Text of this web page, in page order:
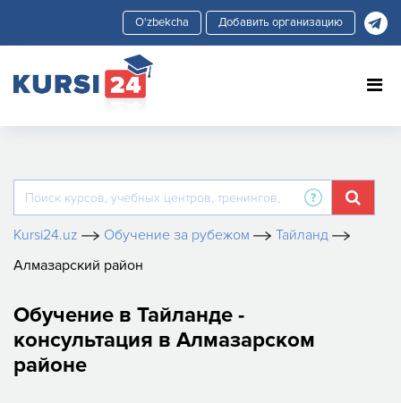
Добавить организацию
Kursi24.uz Обучение за рубежом
Тайланд
Алмазарский район
Обучение в Тайланде -
консультация в Алмазарском
районе